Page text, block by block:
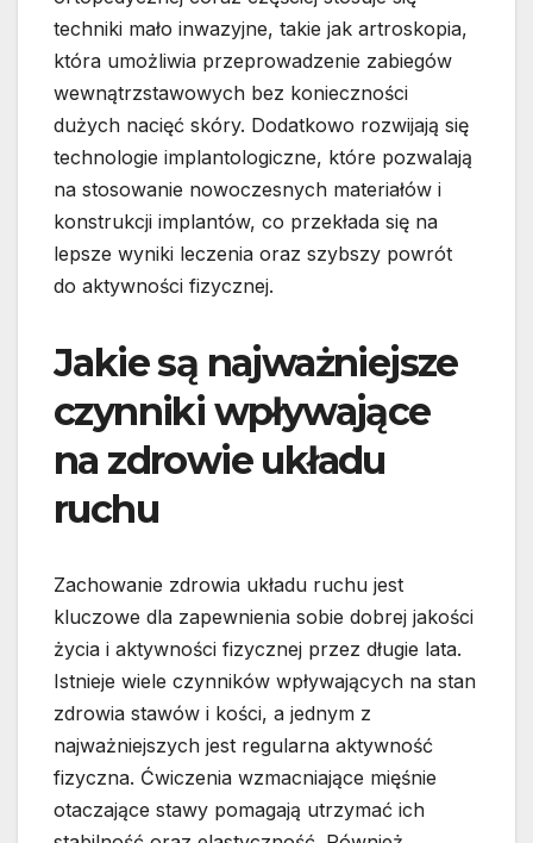
techniki mało inwazyjne, takie jak artroskopia,
która umożliwia przeprowadzenie zabiegów
wewnątrzstawowych bez konieczności
dużych nacięć skóry. Dodatkowo rozwijają się
technologie implantologiczne, które pozwalają
na stosowanie nowoczesnych materiałów i
konstrukcji implantów, co przekłada się na
lepsze wyniki leczenia oraz szybszy powrót
do aktywności fizycznej.
Jakie są najważniejsze
czynniki wpływające
na zdrowie układu
ruchu
Zachowanie zdrowia układu ruchu jest
kluczowe dla zapewnienia sobie dobrej jakości
życia i aktywności fizycznej przez długie lata.
Istnieje wiele czynników wpływających na stan
zdrowia stawów i kości, a jednym z
najważniejszych jest regularna aktywność
fizyczna. Ćwiczenia wzmacniające mięśnie
otaczające stawy pomagają utrzymać ich